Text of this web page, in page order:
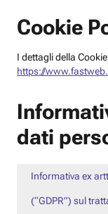
Cookie
I dettagli della
https://
dati
Informativa ex
(“GDPR”) sul